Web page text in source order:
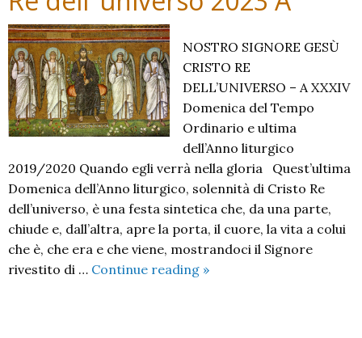
NOSTRO SIGNORE GESÙ
CRISTO RE
DELL’UNIVERSO – A XXXIV
Domenica del Tempo
Ordinario e ultima
dell’Anno liturgico
2019/2020 Quando egli verrà nella gloria Quest’ultima
Domenica dell’Anno liturgico, solennità di Cristo Re
dell’universo, è una festa sintetica che, da una parte,
chiude e, dall’altra, apre la porta, il cuore, la vita a colui
che è, che era e che viene, mostrandoci il Signore
rivestito di … Continue reading Nostro
»